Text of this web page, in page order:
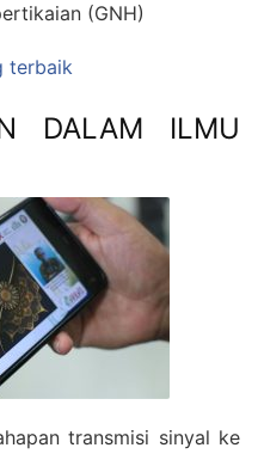
(GNH)
terbaik
DALAM ILMU
transmisi sinyal ke